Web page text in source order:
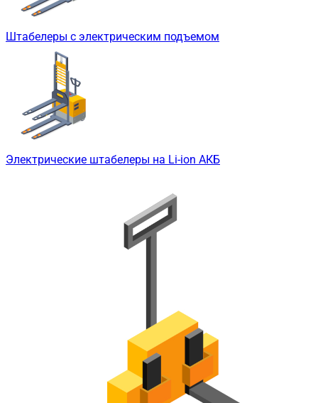
Штабелеры с электрическим подъемом
Электрические штабелеры на Li-ion АКБ